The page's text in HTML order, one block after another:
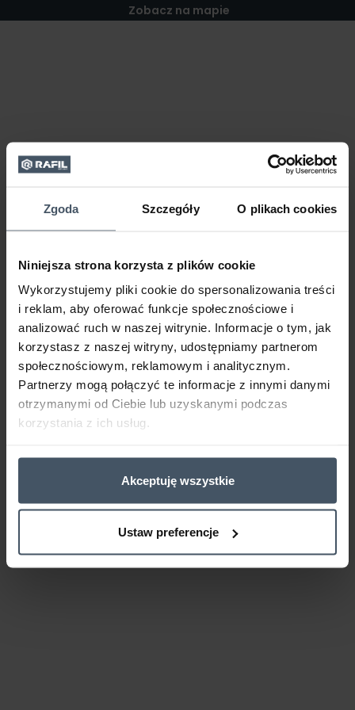
Zgoda Szczegóły O plikach cookies
Niniejsza strona korzysta z plików cookie
Wykorzystujemy pliki cookie do spersonalizowania treści
i reklam, aby oferować funkcje społecznościowe i
analizować ruch w naszej witrynie. Informacje o tym, jak
korzystasz z naszej witryny, udostępniamy partnerom
społecznościowym, reklamowym i analitycznym.
Partnerzy mogą połączyć te informacje z innymi danymi
otrzymanymi od Ciebie lub uzyskanymi podczas
korzystania z ich usług.
Akceptuję wszystkie
Ustaw preferencje
Zobacz na mapie